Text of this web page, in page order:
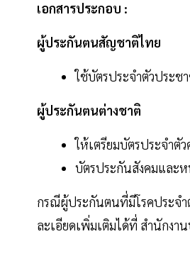
เอกสารประกอบ :
ผู้ประกันตนสัญชาติไทย
ใช้บัตรประจำตัวประช
ผู้ประกันตนต่างชาติ
ให้เตรียมบัตรประจำตั
บัตรประกันสังคมและห
กรณีผู้ประกันตนที่มีโรคประจ
ละเอียดเพิ่มเติมได้ที่ สำนักงา